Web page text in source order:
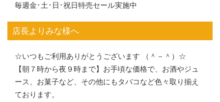
毎週金･土･日･祝日特売セール実施中
店長よりみな様へ
☆いつもご利用ありがとうございます （＾－＾）☆
【朝７時から夜９時まで】お手頃な価格で、お酒やジュ
ース、お菓子など、その他にもタバコなど色々取り揃え
ております。